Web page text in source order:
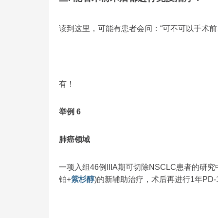
读到这里，可能有患者会问：“可不可以手术
有！
举例 6
肺癌领域
一项入组46例IIIA期可切除NSCLC患者的研
铂+紫杉醇)的新辅助治疗，术后再进行1年